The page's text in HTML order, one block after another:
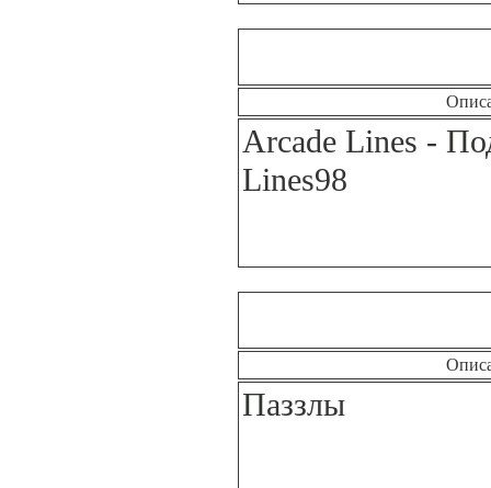
Arcade Lines -
Lines98
Паззлы